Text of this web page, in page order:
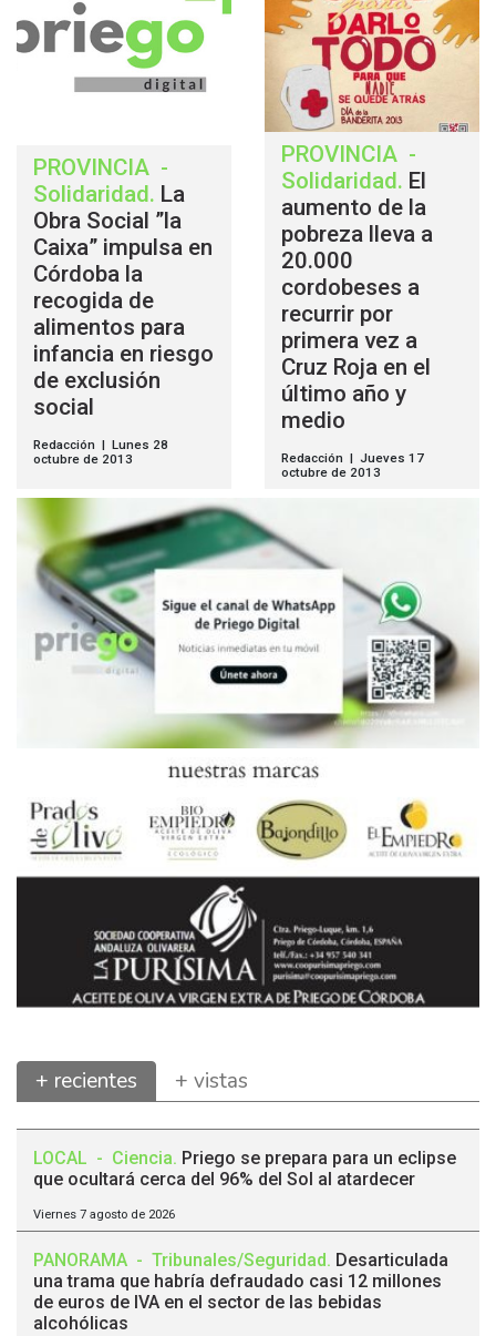
PROVINCIA -
Solidaridad. La
Obra Social ”la
Caixa” impulsa en
Córdoba la
recogida de
alimentos para
infancia en riesgo
de exclusión
social
Redacción | Lunes 28
octubre de 2013
PROVINCIA -
Solidaridad. El
aumento de la
pobreza lleva a
20.000
cordobeses a
recurrir por
primera vez a
Cruz Roja en el
último año y
medio
Redacción | Jueves 17
octubre de 2013
+ recientes + vistas
LOCAL - Ciencia. Priego se prepara para un eclipse
que ocultará cerca del 96% del Sol al atardecer
Viernes 7 agosto de 2026
PANORAMA - Tribunales/Seguridad. Desarticulada
una trama que habría defraudado casi 12 millones
de euros de IVA en el sector de las bebidas
alcohólicas